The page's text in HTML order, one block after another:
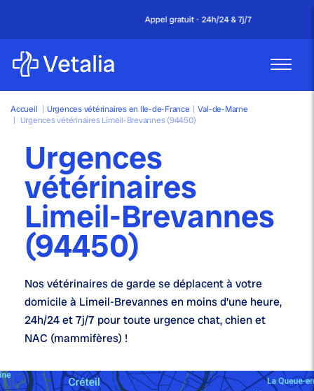
Appel gratuit - 24h/24 & 7j/7
Accueil | Urgences vétérinaires en Ile-de-France | Val-de-Marne
| Urgences vétérinaires Limeil-Brevannes (94450)
Urgences
vétérinaires
Limeil-Brevannes
(94450)
Nosvétérinaires de gardese déplacent à votre
domicile à Limeil-Brevannes en moins d'une heure,
24h/24 et 7j/7 pour toute urgence chat, chien et
NAC (mammifères) !